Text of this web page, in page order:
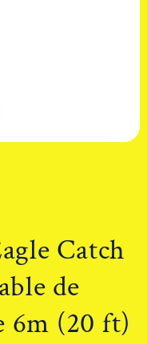
Catch
de
6m (20 ft)